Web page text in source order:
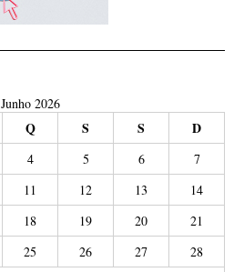
Junho 2026
Q S S D
4 5 6
7
11 12 13
14
18 19 20
21
25 26 27
28